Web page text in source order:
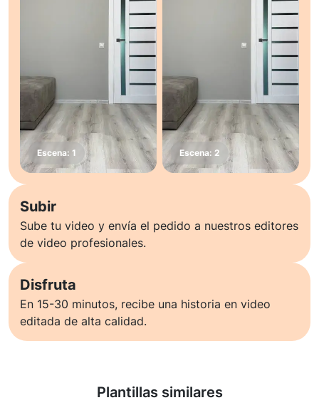
Subir
Sube tu video y envía el pedido a nuestros editores
de video profesionales.
Disfruta
En 15-30 minutos, recibe una historia en video
editada de alta calidad.
Plantillas similares
Saber más